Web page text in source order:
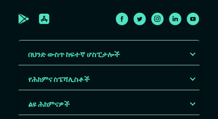
በህንድ ውስጥ ከፍተኛ ሆስፒታሎች
የሕክምና ስፔሻሊስቶች
ልዩ ሕክምናዎች